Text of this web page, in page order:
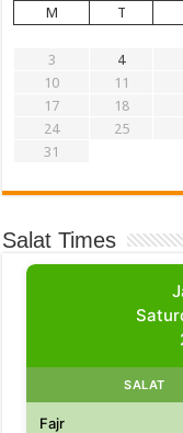
M
T
3
4
10
11
17
18
24
25
31
Salat Times
SALAT
Fajr